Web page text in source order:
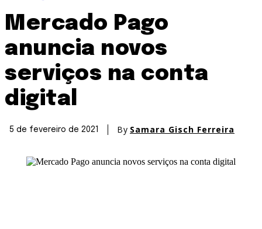
Mercado Pago
anuncia novos
serviços na conta
digital
5 de fevereiro de 2021 By Samara Gisch Ferreira